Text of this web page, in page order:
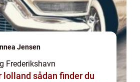
Jensen
Frederikshavn
finder du